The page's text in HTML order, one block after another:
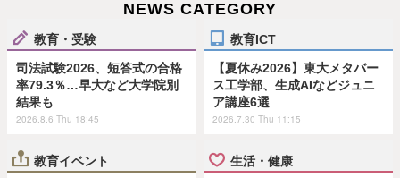
NEWS CATEGORY
教育・受験
司法試験2026、短答式の合格
率79.3％…早大など大学院別
結果も
2026.8.6 Thu 18:45
教育ICT
【夏休み2026】東大メタバー
ス工学部、生成AIなどジュニ
ア講座6選
2026.7.30 Thu 11:15
教育イベント 生活・健康